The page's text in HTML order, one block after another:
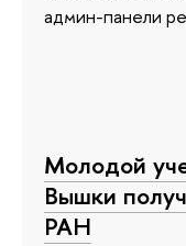
админ-панели
Молодой
Вышки
РАН